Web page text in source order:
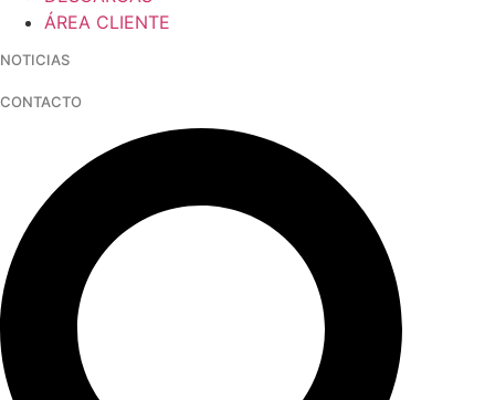
ÁREA CLIENTE
NOTICIAS
CONTACTO